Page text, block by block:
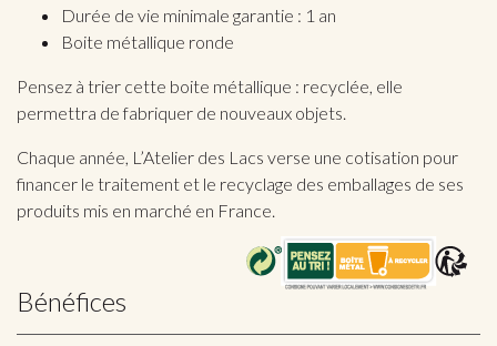
Durée de vie minimale garantie : 1 an
Boite métallique ronde
Pensez à trier cette boite métallique : recyclée, elle
permettra de fabriquer de nouveaux objets.
Chaque année, L’Atelier des Lacs verse une cotisation pour
financer le traitement et le recyclage des emballages de ses
produits mis en marché en France.
Bénéfices